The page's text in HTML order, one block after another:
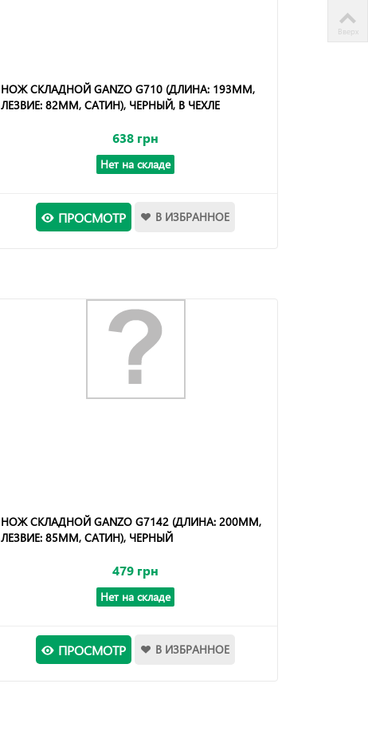
НОЖ СКЛАДНОЙ GANZO G710 (ДЛИНА: 193ММ,
ЛЕЗВИЕ: 82ММ, САТИН), ЧЕРНЫЙ, В ЧЕХЛЕ
638 грн
Нет на складе
ПРОСМОТР В ИЗБРАННОЕ
НОЖ СКЛАДНОЙ GANZO G7142 (ДЛИНА: 200ММ,
ЛЕЗВИЕ: 85ММ, САТИН), ЧЕРНЫЙ
479 грн
Нет на складе
ПРОСМОТР В ИЗБРАННОЕ
Вверх